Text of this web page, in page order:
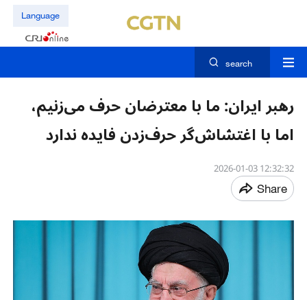
Language
search
رهبر ایران: ما با معترضان حرف می‌زنیم،
اما با اغتشاش‌گر حرف‌زدن فایده ندارد
12:32:32 2026-01-03
Share